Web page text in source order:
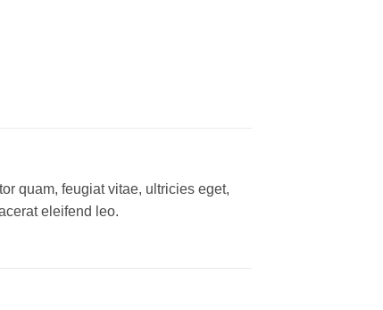
quam, feugiat vitae, ultricies eget,
eleifend leo.